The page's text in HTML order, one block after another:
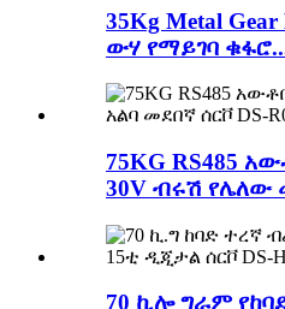
35Kg Metal
ውሃ የማይገባ
75KG RS485
30V ብሩሽ የሌለው
70 ኪሎ ግራም